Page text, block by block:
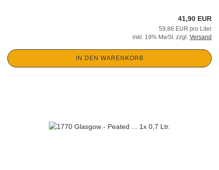
41,90 EUR
59,86 EUR pro Liter
inkl. 19% MwSt. zzgl. Versand
IN DEN WARENKORB